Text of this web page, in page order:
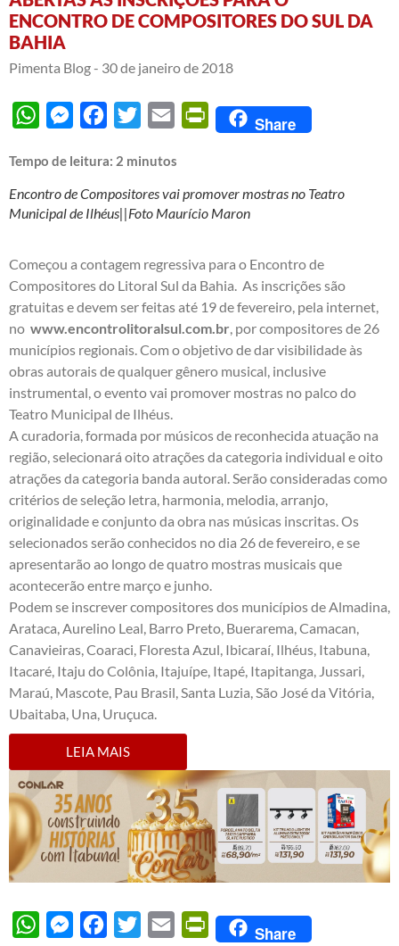
ENCONTRO DE COMPOSITORES DO SUL DA
BAHIA
Pimenta Blog - 30 de janeiro de 2018
WhatsAppMessengerFacebook
Twitter Email PrintFriendly
Share
Tempo de leitura: 2 minutos
Encontro de Compositores vai promover mostras no Teatro
Municipal de Ilhéus||Foto Maurício Maron
Começou a contagem regressiva para o Encontro de
Compositores do Litoral Sul da Bahia. As inscrições são
gratuitas e devem ser feitas até 19 de fevereiro, pela internet,
no www.encontrolitoralsul.com.br, por compositores de 26
municípios regionais. Com o objetivo de dar visibilidade às
obras autorais de qualquer gênero musical, inclusive
instrumental, o evento vai promover mostras no palco do
Teatro Municipal de Ilhéus.
A curadoria, formada por músicos de reconhecida atuação na
região, selecionará oito atrações da categoria individual e oito
atrações da categoria banda autoral. Serão consideradas como
critérios de seleção letra, harmonia, melodia, arranjo,
originalidade e conjunto da obra nas músicas inscritas. Os
selecionados serão conhecidos no dia 26 de fevereiro, e se
apresentarão ao longo de quatro mostras musicais que
acontecerão entre março e junho.
Podem se inscrever compositores dos municípios de Almadina,
Arataca, Aurelino Leal, Barro Preto, Buerarema, Camacan,
Canavieiras, Coaraci, Floresta Azul, Ibicaraí, Ilhéus, Itabuna,
Itacaré, Itaju do Colônia, Itajuípe, Itapé, Itapitanga, Jussari,
Maraú, Mascote, Pau Brasil, Santa Luzia, São José da Vitória,
Ubaitaba, Una, Uruçuca.
LEIA MAIS
WhatsAppMessengerFacebook
Twitter Email PrintFriendly
Share